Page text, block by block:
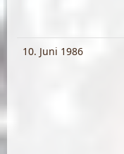
10. Juni 1986